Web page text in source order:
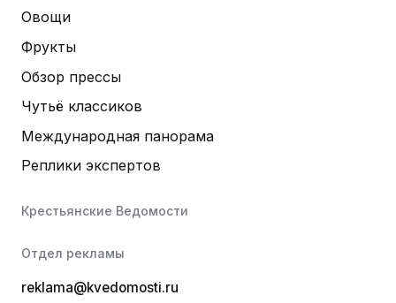
Овощи
Фрукты
Обзор прессы
Чутьё классиков
Международная панорама
Реплики экспертов
Крестьянские Ведомости
Отдел рекламы
reklama@kvedomosti.ru